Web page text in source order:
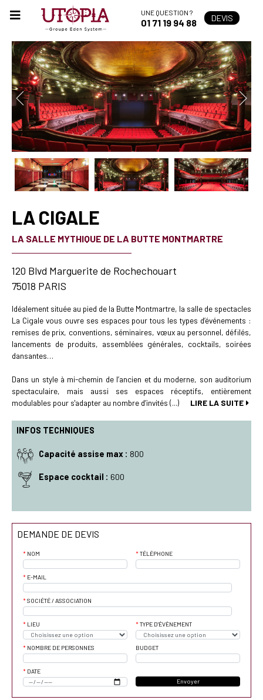
UNE QUESTION ?
01 71 19 94 88 DEVIS
LA CIGALE
LA SALLE MYTHIQUE DE LA BUTTE MONTMARTRE
120 Blvd Marguerite de Rochechouart
75018 PARIS
Idéalement située au pied de la Butte Montmartre, la salle de spectacles
La Cigale vous ouvre ses espaces pour tous les types d’événements :
remises de prix, conventions, séminaires, vœux au personnel, défilés,
lancements de produits, assemblées générales, cocktails, soirées
dansantes…
Dans un style à mi-chemin de l’ancien et du moderne, son auditorium
spectaculaire, mais aussi ses espaces réceptifs, entièrement
modulables pour s'adapter au nombre d’invités (...)
LIRE LA SUITE
INFOS TECHNIQUES
Capacité assise max : 800
Espace cocktail : 600
DEMANDE DE DEVIS
NOM TÉLÉPHONE
E-MAIL
SOCIÉTÉ / ASSOCIATION
LIEU TYPE D'ÉVÈNEMENT
NOMBRE DE PERSONNES BUDGET
DATE
Envoyer